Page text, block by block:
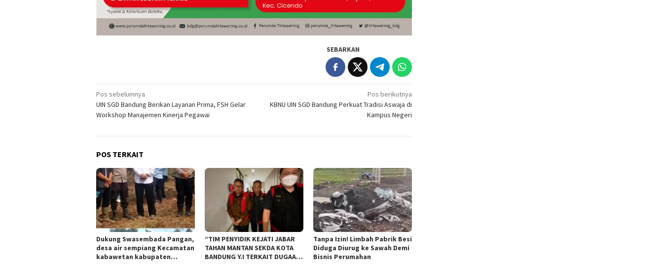
SEBARKAN
Navigasi
pos
Pos sebelumnya
UIN SGD Bandung Berikan Layanan Prima, FSH Gelar
Workshop Manajemen Kinerja Pegawai
Pos berikutnya
KBNU UIN SGD Bandung Perkuat Tradisi Aswaja di
Kampus Negeri
POS TERKAIT
Dukung Swasembada Pangan,
desa air sempiang Kecamatan
kabawetan kabupaten
“TIM PENYIDIK KEJATI JABAR
TAHAN MANTAN SEKDA KOTA
BANDUNG Y.I TERKAIT DUGAAN
Tanpa Izin! Limbah Pabrik Besi
Diduga Diurug ke Sawah Demi
Bisnis Perumahan